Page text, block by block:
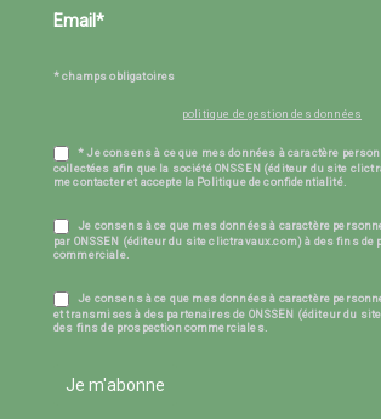
* champs obligatoires
politique de gestion des données
* Je consens à ce que mes données à caractère
collectées afin que la société ONSSEN (éditeur du site
me contacter et accepte la Politique de confidentialité.
Je consens à ce que mes données à caractère
par ONSSEN (éditeur du site clictravaux.com) à des fins de
commerciale.
Je consens à ce que mes données à caractère
et transmises à des partenaires de ONSSEN (éditeur du
des fins de prospection commerciales.
Je m'abonne